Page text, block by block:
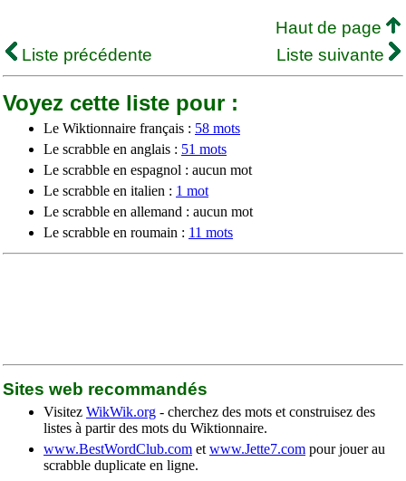
Haut de page
Liste précédente
Liste suivante
Voyez cette liste pour :
Le Wiktionnaire français : 58 mots
Le scrabble en anglais : 51 mots
Le scrabble en espagnol : aucun mot
Le scrabble en italien : 1 mot
Le scrabble en allemand : aucun mot
Le scrabble en roumain : 11 mots
Sites web recommandés
Visitez WikWik.org - cherchez des mots et construisez des
listes à partir des mots du Wiktionnaire.
www.BestWordClub.com et www.Jette7.com pour jouer au
scrabble duplicate en ligne.